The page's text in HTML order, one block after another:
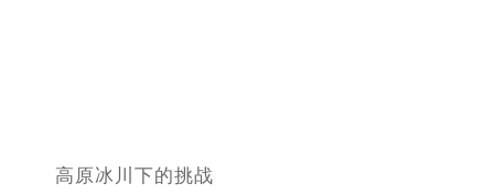
高原冰川下的挑战